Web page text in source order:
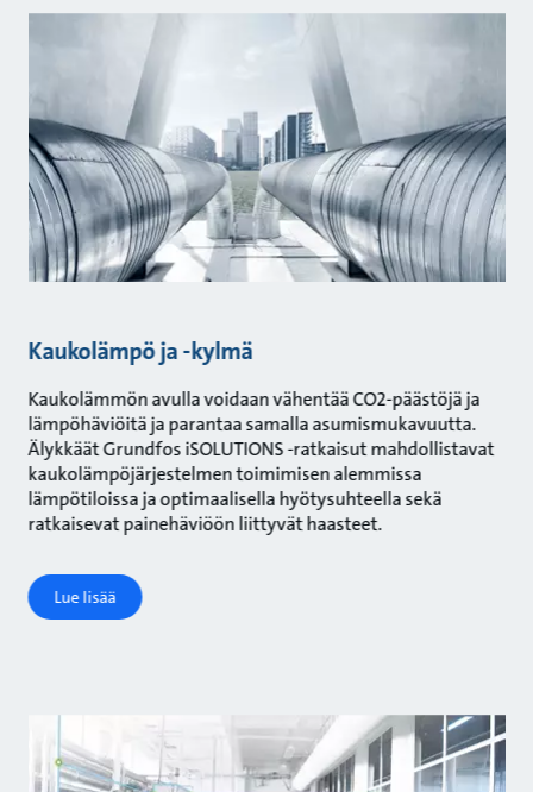
Kaukolämpö ja -kylmä
Kaukolämmön avulla voidaan vähentää CO2-päästöjä ja
lämpöhäviöitä ja parantaa samalla asumismukavuutta.
Älykkäät Grundfos iSOLUTIONS -ratkaisut mahdollistavat
kaukolämpöjärjestelmen toimimisen alemmissa
lämpötiloissa ja optimaalisella hyötysuhteella sekä
ratkaisevat painehäviöön liittyvät haasteet.
Lue lisää